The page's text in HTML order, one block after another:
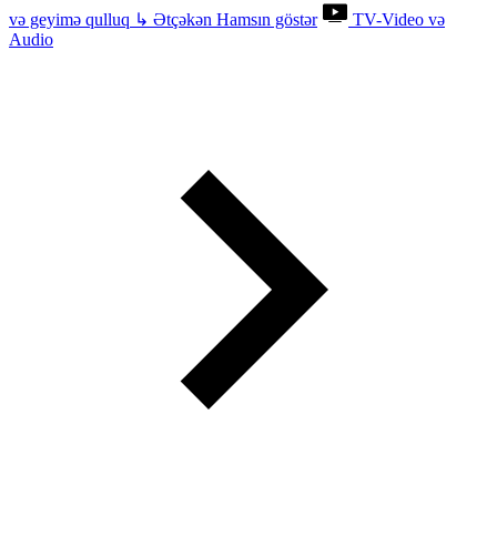
və geyimə qulluq ↳ Ətçəkən Hamsın göstər
TV-Video və
Audio